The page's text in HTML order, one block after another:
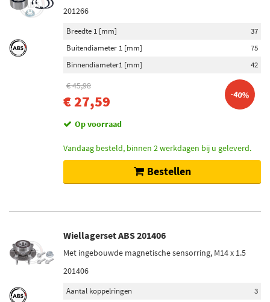
201266
Breedte 1 [mm]
37
Buitendiameter 1 [mm]
75
Binnendiameter1 [mm]
42
€ 45,98
€ 27,59 -40%
Op voorraad
Vandaag besteld, binnen 2 werkdagen bij u geleverd.
Bestellen
Wiellagerset ABS 201406
Met ingebouwde magnetische sensorring, M14 x 1.5
201406
Aantal koppelringen
3